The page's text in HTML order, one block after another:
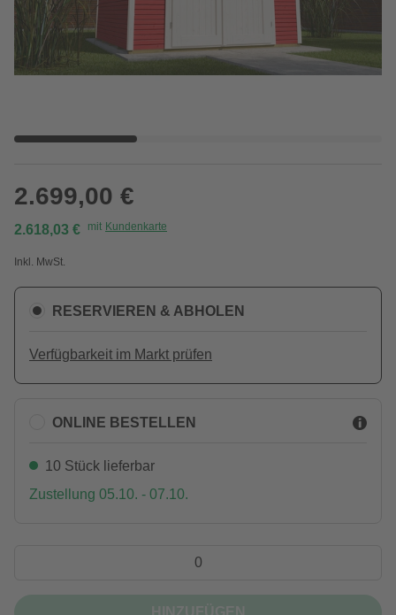
2.699,00 €
2.618,03 € mit Kundenkarte
Inkl. MwSt.
RESERVIEREN & ABHOLEN
Verfügbarkeit im Markt prüfen
ONLINE BESTELLEN
10 Stück lieferbar
Zustellung 05.10. - 07.10.